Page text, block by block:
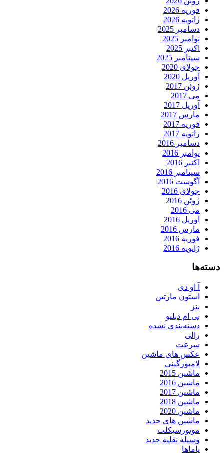
فوریه 2026
ژانویه 2026
دسامبر 2025
نوامبر 2025
اکتبر 2025
سپتامبر 2025
جولای 2020
آوریل 2020
ژوئن 2017
می 2017
آوریل 2017
مارس 2017
فوریه 2017
ژانویه 2017
دسامبر 2016
نوامبر 2016
اکتبر 2016
سپتامبر 2016
آگوست 2016
جولای 2016
ژوئن 2016
می 2016
آوریل 2016
مارس 2016
فوریه 2016
ژانویه 2016
دسته‌ها
آ او دی
استون مارتین
بنز
بی ام دبلیو
دسته‌بندی نشده
رالی
سرعت
عکس های ماشین
لامبورگینی
ماشین 2015
ماشین 2016
ماشین 2017
ماشین 2018
ماشین 2020
ماشین های جدید
موتورسیکلت
وسیله نقلیه جدید
یاماها